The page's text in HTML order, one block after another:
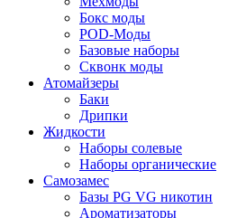
Бокс моды
POD-Моды
Базовые наборы
Сквонк моды
Атомайзеры
Баки
Дрипки
Жидкости
Наборы солевые
Наборы органические
Самозамес
Базы PG VG никотин
Ароматизаторы